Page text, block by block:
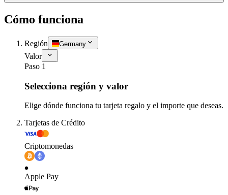
Cómo funciona
Región Germany
Valor
Paso 1
Selecciona región y valor
Elige dónde funciona tu tarjeta regalo y el importe que deseas.
Tarjetas de Crédito
Criptomonedas
Apple Pay